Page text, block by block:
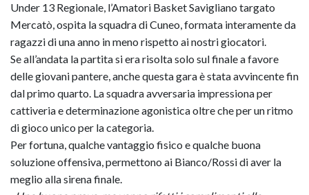
Under 13 Regionale, l’Amatori Basket Savigliano targato
Mercatò, ospita la squadra di Cuneo, formata interamente da
ragazzi di una anno in meno rispetto ai nostri giocatori.
Se all’andata la partita si era risolta solo sul finale a favore
delle giovani pantere, anche questa gara è stata avvincente fin
dal primo quarto. La squadra avversaria impressiona per
cattiveria e determinazione agonistica oltre che per un ritmo
di gioco unico per la categoria.
Per fortuna, qualche vantaggio fisico e qualche buona
soluzione offensiva, permettono ai Bianco/Rossi di aver la
meglio alla sirena finale.